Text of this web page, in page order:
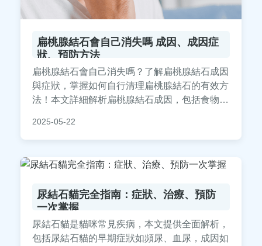
扁桃腺結石會自己消失嗎 成因、成因症
狀、預防方法
扁桃腺結石會自己消失嗎？了解扁桃腺結石成因
與症狀，掌握如何自行清理扁桃腺結石的有效方
法！本文詳細解析扁桃腺結石成因，包括食物殘
離口臭與不適。學習正確清潔方式，避免復發，
改善口腔健康！
2025-05-22
尿結石貓完全指南：症狀、治療、預防
一次掌握
尿結石貓是貓咪常見疾病，本文提供全面解析，
包括尿結石貓的早期症狀如頻尿、血尿，成因如